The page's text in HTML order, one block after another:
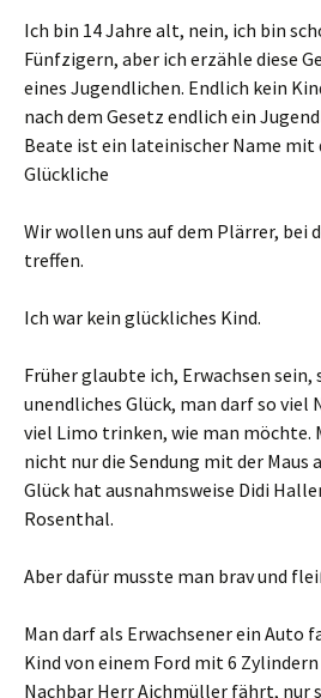
Ich bin 14 Jahre alt, nein, ich bin
Fünfzigern, aber ich erzähle diese
eines Jugendlichen. Endlich kein
nach dem Gesetz endlich ein
Beate ist ein lateinischer Name mit
Glückliche
Wir wollen uns auf dem Plärrer, bei
treffen.
Ich war kein glückliches Kind.
Früher glaubte ich, Erwachsen sein,
unendliches Glück, man darf so viel
viel Limo trinken, wie man möchte.
nicht nur die Sendung mit der Maus
Glück hat ausnahmsweise Didi
Rosenthal.
Aber dafür musste man brav und
Man darf als Erwachsener ein Auto
Kind von einem Ford mit 6
Nachbar Herr Aichmüller fährt, nur